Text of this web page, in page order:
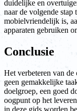
duidelijke en
naar de volgende
mobielvriendelijk is,
apparaten gebruiken
Conclusie
Het verbeteren van
geen gemakkelijke
doelgroep, een goed
oogpunt op het
in deze gids worden